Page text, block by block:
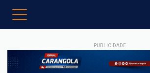
PUBLICIDADE